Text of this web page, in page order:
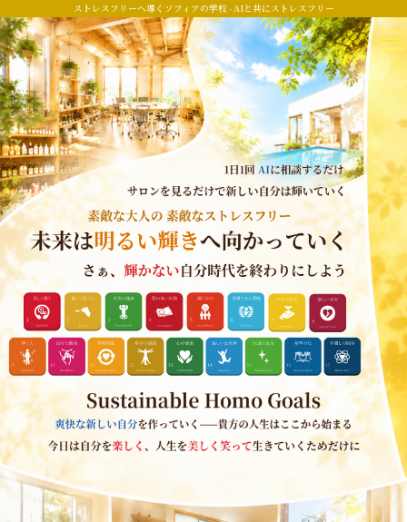
ストレスフリーへ導くソフィアの学校 - AIと共にストレスフリー